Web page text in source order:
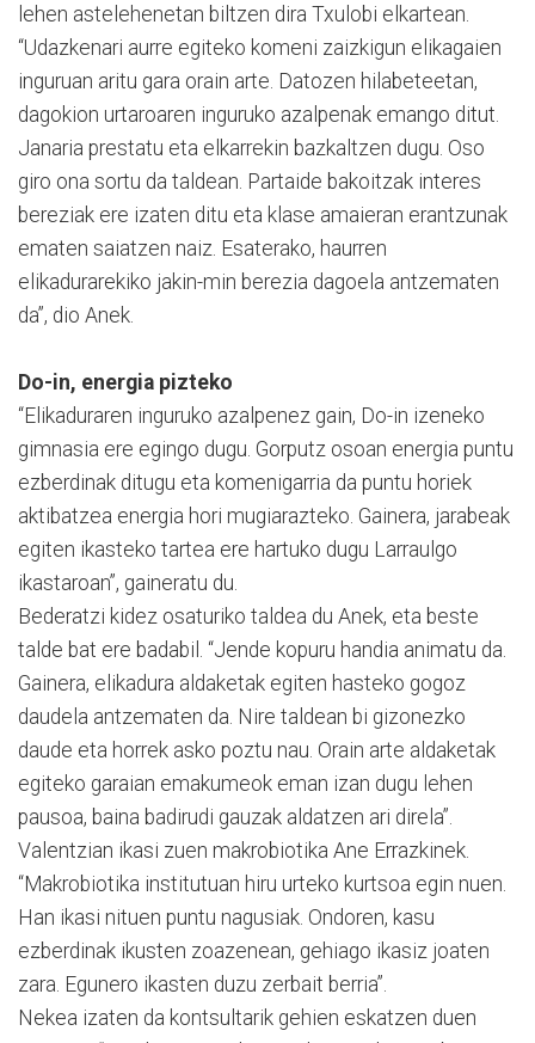
lehen astelehenetan biltzen dira Txulobi elkartean.
“Udazkenari aurre egiteko komeni zaizkigun elikagaien
inguruan aritu gara orain arte. Datozen hilabeteetan,
dagokion urtaroaren inguruko azalpenak emango ditut.
Janaria prestatu eta elkarrekin bazkaltzen dugu. Oso
giro ona sortu da taldean. Partaide bakoitzak interes
bereziak ere izaten ditu eta klase amaieran erantzunak
ematen saiatzen naiz. Esaterako, haurren
elikadurarekiko jakin-min berezia dagoela antzematen
da”, dio Anek.
Do-in, energia pizteko
“Elikaduraren inguruko azalpenez gain, Do-in izeneko
gimnasia ere egingo dugu. Gorputz osoan energia puntu
ezberdinak ditugu eta komenigarria da puntu horiek
aktibatzea energia hori mugiarazteko. Gainera, jarabeak
egiten ikasteko tartea ere hartuko dugu Larraulgo
ikastaroan”, gaineratu du.
Bederatzi kidez osaturiko taldea du Anek, eta beste
talde bat ere badabil. “Jende kopuru handia animatu da.
Gainera, elikadura aldaketak egiten hasteko gogoz
daudela antzematen da. Nire taldean bi gizonezko
daude eta horrek asko poztu nau. Orain arte aldaketak
egiteko garaian emakumeok eman izan dugu lehen
pausoa, baina badirudi gauzak aldatzen ari direla”.
Valentzian ikasi zuen makrobiotika Ane Errazkinek.
“Makrobiotika institutuan hiru urteko kurtsoa egin nuen.
Han ikasi nituen puntu nagusiak. Ondoren, kasu
ezberdinak ikusten zoazenean, gehiago ikasiz joaten
zara. Egunero ikasten duzu zerbait berria”.
Nekea izaten da kontsultarik gehien eskatzen duen